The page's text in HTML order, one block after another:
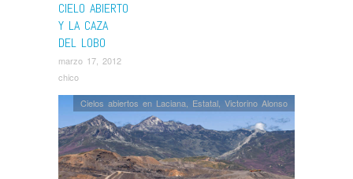
CIELO ABIERTO
Y LA CAZA
DEL LOBO
marzo 17, 2012
chico
Cielos abiertos en Laciana Estatal,Victorino Alonso